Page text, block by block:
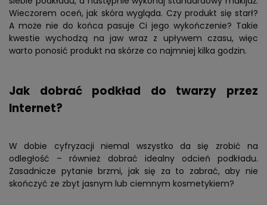
Wieczorem oceń, jak skóra wygląda. Czy produkt się starł?
A może nie do końca pasuje Ci jego wykończenie? Takie
kwestie wychodzą na jaw wraz z upływem czasu, więc
warto ponosić produkt na skórze co najmniej kilka godzin.
Jak dobrać podkład do twarzy przez
Internet?
W dobie cyfryzacji niemal wszystko da się zrobić na
odległość – również dobrać idealny odcień podkładu.
Zasadnicze pytanie brzmi, jak się za to zabrać, aby nie
skończyć ze zbyt jasnym lub ciemnym kosmetykiem?